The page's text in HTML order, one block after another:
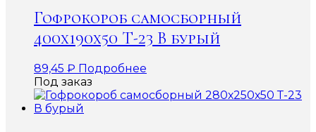
Гофрокороб самосборный
400х190х50 Т-23 В бурый
89,45 ₽ Подробнее
Под заказ